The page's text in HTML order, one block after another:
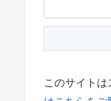
このサイト